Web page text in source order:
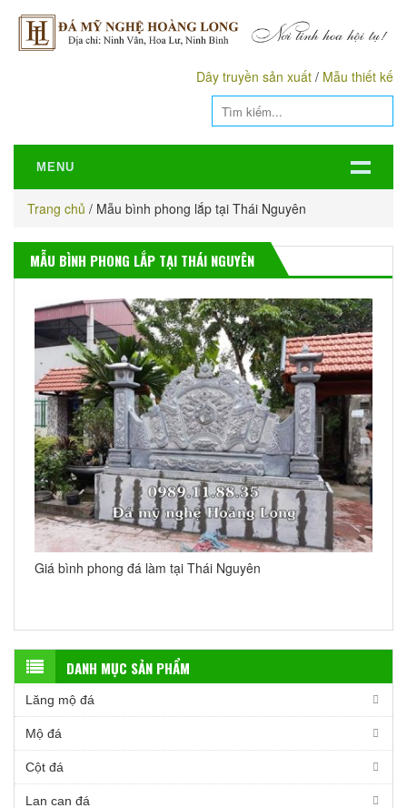
Dây truyền sản xuất / Mẫu thiết kế
MENU
Trang chủ / Mẫu bình phong lắp tại Thái Nguyên
MẪU BÌNH PHONG LẮP TẠI THÁI NGUYÊN
Giá bình phong đá làm tại Thái Nguyên
DANH MỤC SẢN PHẨM
Lăng mộ đá
Mộ đá
Cột đá
Lan can đá